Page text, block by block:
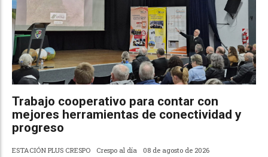
Trabajo cooperativo para contar con
mejores herramientas de conectividad y
progreso
ESTACIÓN PLUS CRESPO Crespo al día 08 de agosto de 2026